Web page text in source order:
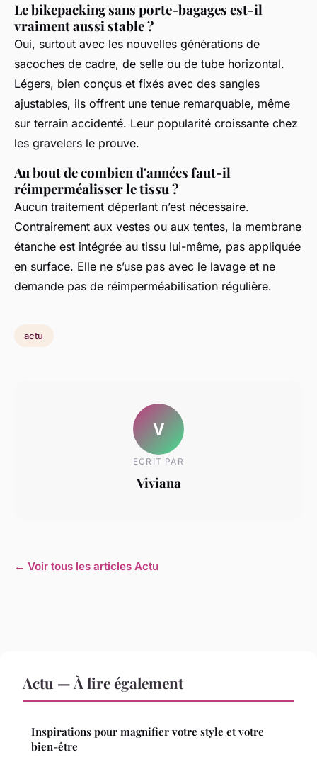
Le bikepacking sans porte-bagages est-il
vraiment aussi stable ?
Oui, surtout avec les nouvelles générations de
sacoches de cadre, de selle ou de tube horizontal.
Légers, bien conçus et fixés avec des sangles
ajustables, ils offrent une tenue remarquable, même
sur terrain accidenté. Leur popularité croissante chez
les gravelers le prouve.
Au bout de combien d'années faut-il
réimperméalisser le tissu ?
Aucun traitement déperlant n’est nécessaire.
Contrairement aux vestes ou aux tentes, la membrane
étanche est intégrée au tissu lui-même, pas appliquée
en surface. Elle ne s’use pas avec le lavage et ne
demande pas de réimperméabilisation régulière.
actu
V
ECRIT PAR
Viviana
← Voir tous les articles Actu
Actu — À lire également
Inspirations pour magnifier votre style et votre
bien-être